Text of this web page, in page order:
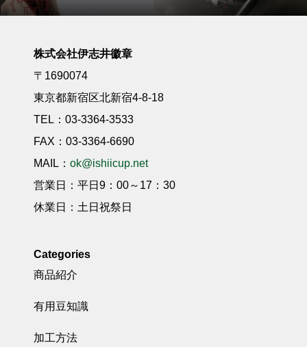
株式会社伊志井徽章
〒1690074
東京都新宿区北新宿4-8-18
TEL：03-3364-3533
FAX：03-3364-6690
MAIL： ok@ishiicup.net
営業日：平日9：00～17：30
休業日：土日祝祭日
Categories
商品紹介
有用豆知識
加工方法